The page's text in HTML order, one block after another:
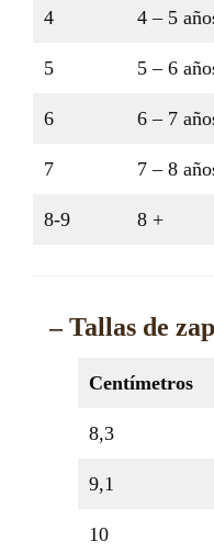
4 4 – 5
5 5 – 6
6 6 – 7
7 7 – 8
8-9 8 +
– Tallas de
Centímetros
8,3
9,1
10